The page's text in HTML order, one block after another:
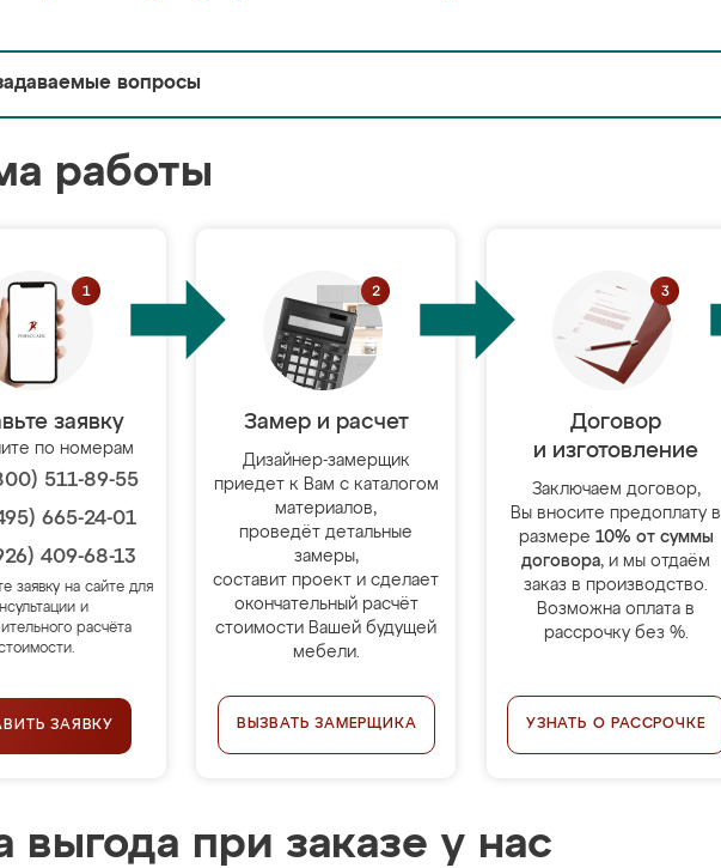
вопросы
работы
заявку
по номерам
511-89-55
665-24-01
409-68-13
заявку на сайте для
и
расчёта
ЗАЯВКУ
Замер и расчет
Дизайнер-замерщик
приедет к Вам с каталогом
материалов,
проведёт детальные
замеры,
составит проект и сделает
окончательный расчёт
стоимости Вашей будущей
мебели.
ВЫЗВАТЬ ЗАМЕРЩИКА
Договор
и изготовление
Заключаем договор,
Вы вносите предоплату в
размере 10% от суммы
договора, и мы отдаём
заказ в производство.
Возможна оплата в
рассрочку без %.
УЗНАТЬ О РАССРОЧКЕ
выгода при заказе у нас